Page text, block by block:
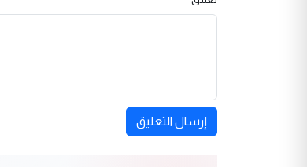
إرسال التعليق